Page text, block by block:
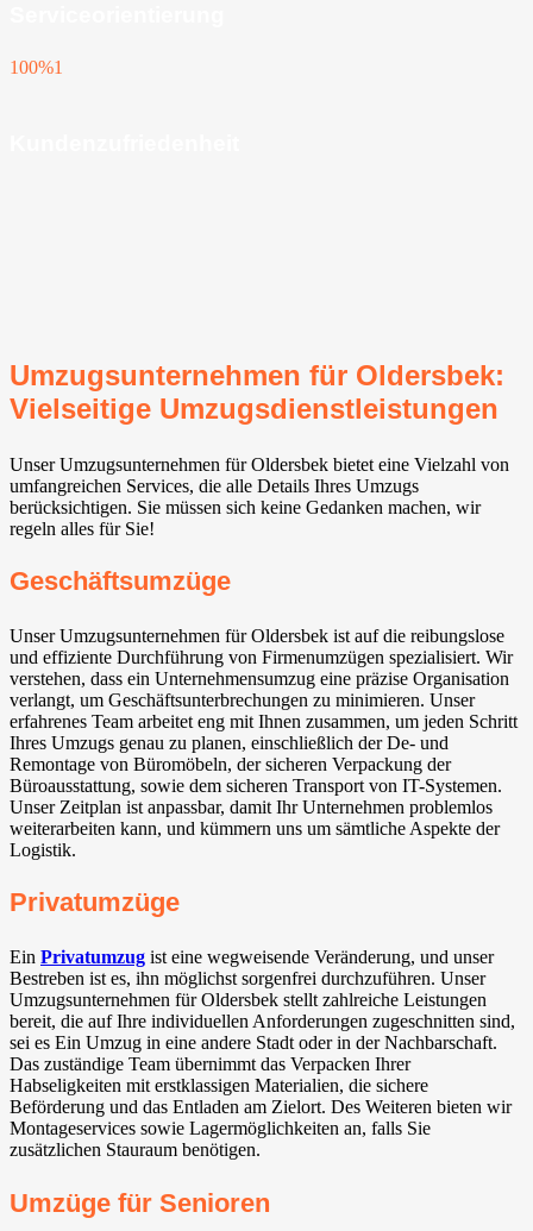
100%1
Umzugsunternehmen für Oldersbek:
Vielseitige Umzugsdienstleistungen
Unser Umzugsunternehmen für Oldersbek bietet eine Vielzahl von
umfangreichen Services, die alle Details Ihres Umzugs
berücksichtigen. Sie müssen sich keine Gedanken machen, wir
regeln alles für Sie!
Geschäftsumzüge
Unser Umzugsunternehmen für Oldersbek ist auf die reibungslose
und effiziente Durchführung von Firmenumzügen spezialisiert. Wir
verstehen, dass ein Unternehmensumzug eine präzise Organisation
verlangt, um Geschäftsunterbrechungen zu minimieren. Unser
erfahrenes Team arbeitet eng mit Ihnen zusammen, um jeden Schritt
Ihres Umzugs genau zu planen, einschließlich der De- und
Remontage von Büromöbeln, der sicheren Verpackung der
Büroausstattung, sowie dem sicheren Transport von IT-Systemen.
Unser Zeitplan ist anpassbar, damit Ihr Unternehmen problemlos
weiterarbeiten kann, und kümmern uns um sämtliche Aspekte der
Logistik.
Privatumzüge
Ein Privatumzug ist eine wegweisende Veränderung, und unser
Bestreben ist es, ihn möglichst sorgenfrei durchzuführen. Unser
Umzugsunternehmen für Oldersbek stellt zahlreiche Leistungen
bereit, die auf Ihre individuellen Anforderungen zugeschnitten sind,
sei es Ein Umzug in eine andere Stadt oder in der Nachbarschaft.
Das zuständige Team übernimmt das Verpacken Ihrer
Habseligkeiten mit erstklassigen Materialien, die sichere
Beförderung und das Entladen am Zielort. Des Weiteren bieten wir
Montageservices sowie Lagermöglichkeiten an, falls Sie
zusätzlichen Stauraum benötigen.
Umzüge für Senioren